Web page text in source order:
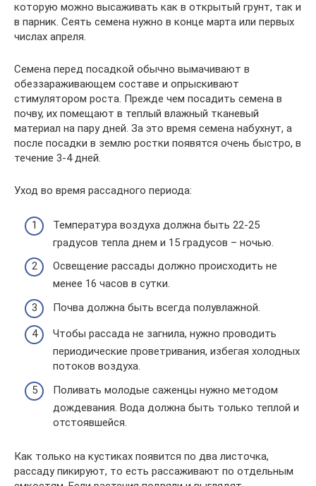
которую можно высаживать как в открытый грунт, так и
в парник. Сеять семена нужно в конце марта или первых
числах апреля.
Семена перед посадкой обычно вымачивают в
обеззараживающем составе и опрыскивают
стимулятором роста. Прежде чем посадить семена в
почву, их помещают в теплый влажный тканевый
материал на пару дней. За это время семена набухнут, а
после посадки в землю ростки появятся очень быстро, в
течение 3-4 дней.
Уход во время рассадного периода:
Температура воздуха должна быть 22-25
градусов тепла днем и 15 градусов – ночью.
Освещение рассады должно происходить не
менее 16 часов в сутки.
Почва должна быть всегда полувлажной.
Чтобы рассада не загнила, нужно проводить
периодические проветривания, избегая холодных
потоков воздуха.
Поливать молодые саженцы нужно методом
дождевания. Вода должна быть только теплой и
отстоявшейся.
Как только на кустиках появится по два листочка,
рассаду пикируют, то есть рассаживают по отдельным